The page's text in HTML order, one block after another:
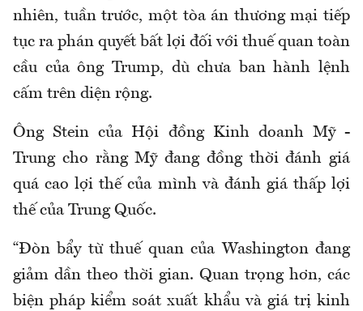
nhiên, tuần trước, một tòa án thương mại tiếp
tục ra phán quyết bất lợi đối với thuế quan toàn
cầu của ông Trump, dù chưa ban hành lệnh
cấm trên diện rộng.
Ông Stein của Hội đồng Kinh doanh Mỹ -
Trung cho rằng Mỹ đang đồng thời đánh giá
quá cao lợi thế của mình và đánh giá thấp lợi
thế của Trung Quốc.
“Đòn bẩy từ thuế quan của Washington đang
giảm dần theo thời gian. Quan trọng hơn, các
biện pháp kiểm soát xuất khẩu và giá trị kinh